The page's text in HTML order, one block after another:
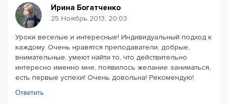
Ирина Богатченко
25 Ноябрь 2013, 20:03
Уроки веселые и интересные! Индивидуальный подход к
каждому. Очень нравятся преподаватели: добрые,
внимательные, умеют найти то, что действительно
интересно именно мне, появилось желание заниматься,
есть первые успехи! Очень довольна! Рекомендую!
Ответить